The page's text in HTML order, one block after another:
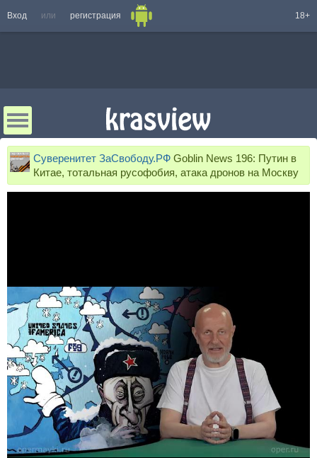
Вход или регистрация 18+
Суверенитет ЗаСвободу.РФ Goblin News 196: Путин в
Китае, тотальная русофобия, атака дронов на Москву